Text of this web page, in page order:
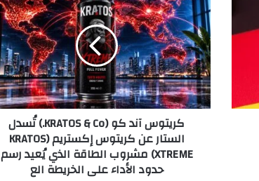
ر
ي
ت
و
س
آ
ن
د
كريتوس آند كو (KRATOS & Co.) تُسدل
الستار عن كريتوس إكستريم (KRATOS
XTREME) مشروب الطاقة الذي يُعيد رسم
حدود الأداء على الخريطة الع